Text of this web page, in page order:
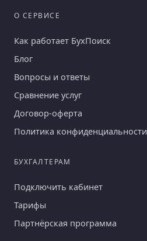
О СЕРВИСЕ
Как работает БухПоиск
Блог
Вопросы и ответы
Сравнение услуг
Договор-оферта
Политика конфиденциальности
БУХГАЛТЕРАМ
Подключить кабинет
Тарифы
Партнёрская программа